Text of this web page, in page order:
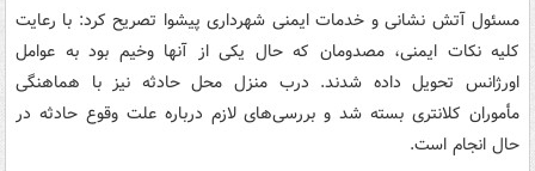
مسئول آتش نشانی و خدمات ایمنی شهرداری پیشوا تصریح کرد: با رعایت
کلیه نکات ایمنی، مصدومان که حال یکی از آنها وخیم بود به عوامل
اورژانس تحویل داده شدند. درب منزل محل حادثه نیز با هماهنگی
مأموران کلانتری بسته شد و بررسی‌های لازم درباره علت وقوع حادثه در
حال انجام است.